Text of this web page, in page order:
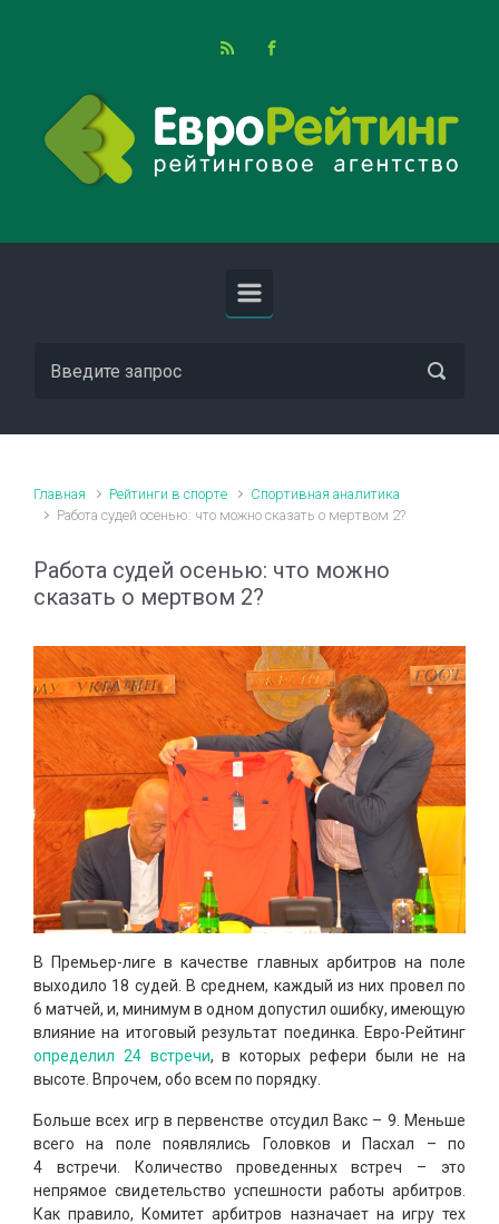
Главная Рейтинги в спорте
Спортивная аналитика
Работа судей осенью: что можно сказать о мертвом 2?
Работа судей осенью: что можно
сказать о мертвом 2?
В Премьер-лиге в качестве главных арбитров на поле
выходило 18 судей. В среднем, каждый из них провел по
6 матчей, и, минимум в одном допустил ошибку, имеющую
влияние на итоговый результат поединка. Евро-Рейтинг
определил 24 встречи, в которых рефери были не на
высоте. Впрочем, обо всем по порядку.
Больше всех игр в первенстве отсудил Вакс – 9. Меньше
всего на поле появлялись Головков и Пасхал – по
4 встречи. Количество проведенных встреч – это
непрямое свидетельство успешности работы арбитров.
Как правило, Комитет арбитров назначает на игру тех